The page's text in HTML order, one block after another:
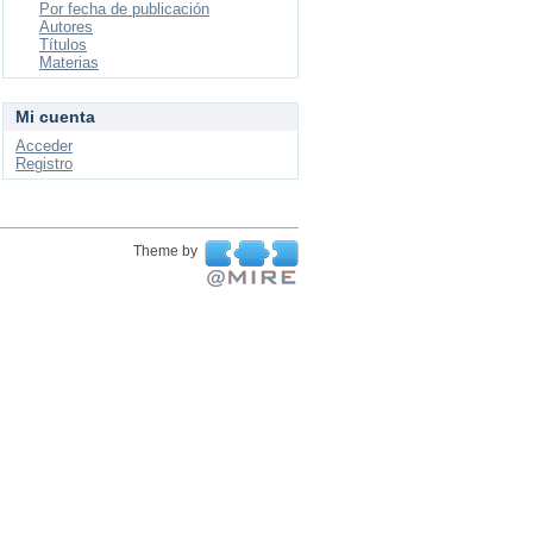
Por fecha de publicación
Autores
Títulos
Materias
Mi cuenta
Acceder
Registro
Theme by